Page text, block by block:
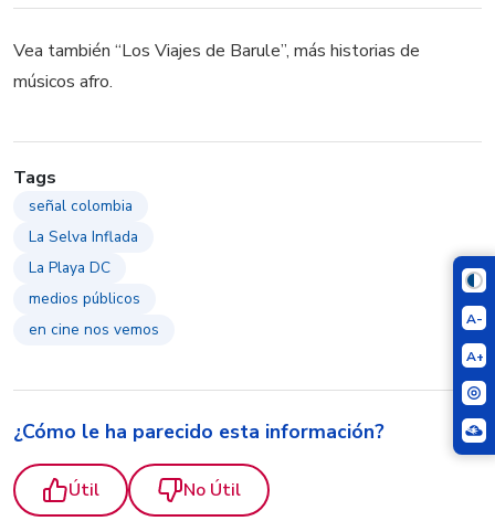
A-
A+
Vea también “Los Viajes de Barule”, más historias de
músicos afro.
Tags
señal colombia
La Selva Inflada
La Playa DC
medios públicos
en cine nos vemos
¿Cómo le ha parecido esta información?
Útil No Útil